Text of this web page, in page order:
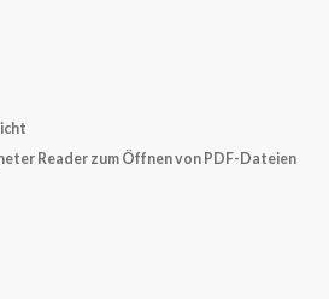
Reader zum Öffnen von PDF-Dateien